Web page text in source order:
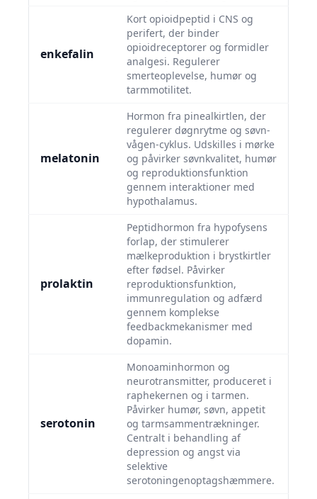
enkefalin
Kort opioidpeptid i CNS og
perifert, der binder
opioidreceptorer og formidler
analgesi. Regulerer
smerteoplevelse, humør og
tarmmotilitet.
melatonin
Hormon fra pinealkirtlen, der
regulerer døgnrytme og søvn-
vågen-cyklus. Udskilles i mørke
og påvirker søvnkvalitet, humør
og reproduktionsfunktion
gennem interaktioner med
hypothalamus.
prolaktin
Peptidhormon fra hypofysens
forlap, der stimulerer
mælkeproduktion i brystkirtler
efter fødsel. Påvirker
reproduktionsfunktion,
immunregulation og adfærd
gennem komplekse
feedbackmekanismer med
dopamin.
serotonin
Monoaminhormon og
neurotransmitter, produceret i
raphekernen og i tarmen.
Påvirker humør, søvn, appetit
og tarmsammentrækninger.
Centralt i behandling af
depression og angst via
selektive
serotoningenoptagshæmmere.